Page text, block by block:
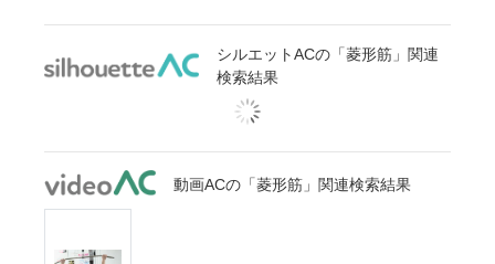
シルエットACの「菱形筋」関連
検索結果
動画ACの「菱形筋」関連検索結果